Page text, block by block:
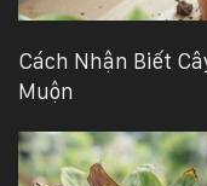
Cách Nhận Biết
Muộn